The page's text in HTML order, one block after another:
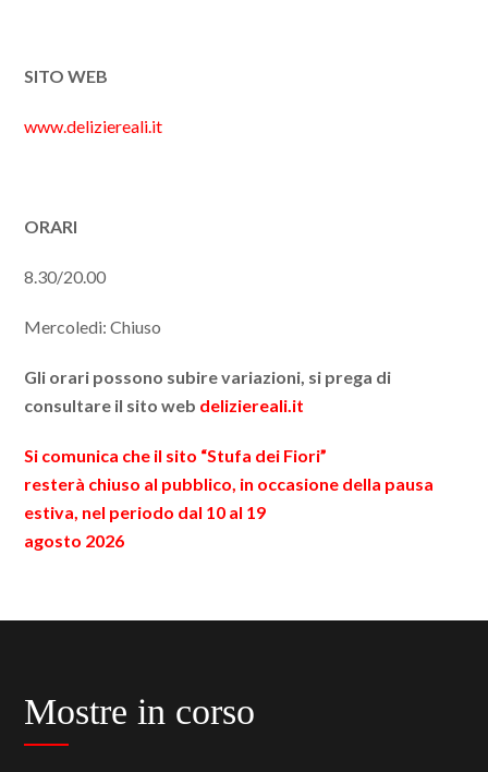
SITO WEB
www.deliziereali.it
ORARI
8.30/20.00
Mercoledi: Chiuso
Gli orari possono subire variazioni, si prega di
consultare il sito web deliziereali.it
Si comunica che il sito “Stufa dei Fiori”
resterà chiuso al pubblico, in occasione della pausa
estiva, nel periodo dal 10 al 19
agosto 2026
Mostre in corso